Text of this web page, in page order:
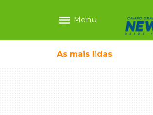
menu Menu
As mais lidas
ligada a laboratório ilegal